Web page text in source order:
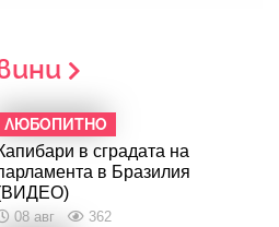
ЛЮБОПИТНО
в сградата на
в Бразилия
08 авг 362